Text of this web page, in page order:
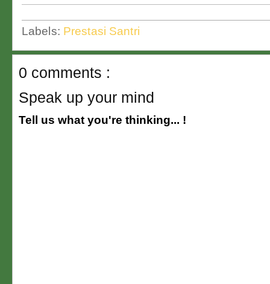
Labels: Prestasi Santri
0 comments :
Speak up your mind
Tell us what you're thinking... !